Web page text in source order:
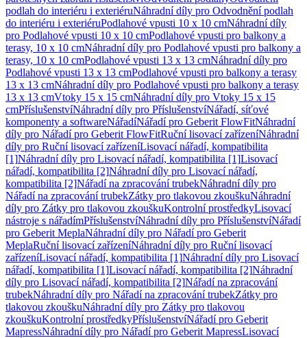
podlah do interiéru i exteriéruNáhradní díly pro Odvodnění podlah
do interiéru i exteriéruPodlahové vpusti 10 x 10 cmNáhradní díly
pro Podlahové vpusti 10 x 10 cmPodlahové vpusti pro balkony a
terasy, 10 x 10 cmNáhradní díly pro Podlahové vpusti pro balkony a
terasy, 10 x 10 cmPodlahové vpusti 13 x 13 cmNáhradní díly pro
Podlahové vpusti 13 x 13 cmPodlahové vpusti pro balkony a terasy
13 x 13 cmNáhradní díly pro Podlahové vpusti pro balkony a terasy
13 x 13 cmVtoky 15 x 15 cmNáhradní díly pro Vtoky 15 x 15
cmPříslušenstvíNáhradní díly pro PříslušenstvíNářadí, síťové
komponenty a softwareNářadíNářadí pro Geberit FlowFitNáhradní
díly pro Nářadí pro Geberit FlowFitRuční lisovací zařízeníNáhradní
díly pro Ruční lisovací zařízeníLisovací nářadí, kompatibilita
[1]Náhradní díly pro Lisovací nářadí, kompatibilita [1]Lisovací
nářadí, kompatibilita [2]Náhradní díly pro Lisovací nářadí,
kompatibilita [2]Nářadí na zpracování trubekNáhradní díly pro
Nářadí na zpracování trubekZátky pro tlakovou zkouškuNáhradní
díly pro Zátky pro tlakovou zkouškuKontrolní prostředkyLisovací
nástroje s nářadímPříslušenstvíNáhradní díly pro PříslušenstvíNářadí
pro Geberit MeplaNáhradní díly pro Nářadí pro Geberit
MeplaRuční lisovací zařízeníNáhradní díly pro Ruční lisovací
zařízeníLisovací nářadí, kompatibilita [1]Náhradní díly pro Lisovací
nářadí, kompatibilita [1]Lisovací nářadí, kompatibilita [2]Náhradní
díly pro Lisovací nářadí, kompatibilita [2]Nářadí na zpracování
trubekNáhradní díly pro Nářadí na zpracování trubekZátky pro
tlakovou zkouškuNáhradní díly pro Zátky pro tlakovou
zkouškuKontrolní prostředkyPříslušenstvíNářadí pro Geberit
MapressNáhradní díly pro Nářadí pro Geberit MapressLisovací